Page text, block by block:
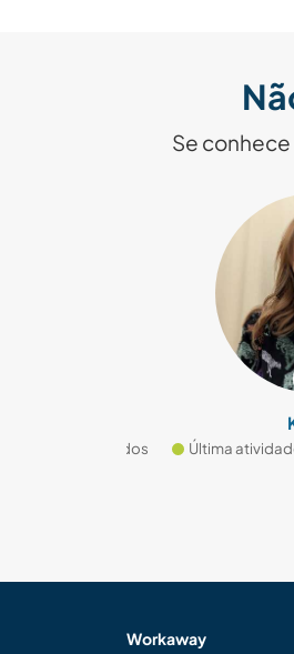
Se
Última atividade :
Workaway